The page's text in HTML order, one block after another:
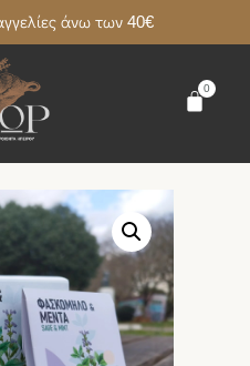
άνω των 40€
0